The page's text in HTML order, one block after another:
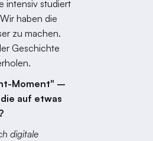
intensiv studiert
haben die
zu machen.
Geschichte
Moment" –
auf etwas
digitale